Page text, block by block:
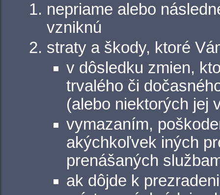
nepriame alebo
vzniknú
straty a škody, ktoré
v dôsledku zmien,
trvalého či
(alebo niektorých jej
vymazaním,
akýchkoľvek iných
prenášaných
ak dôjde k